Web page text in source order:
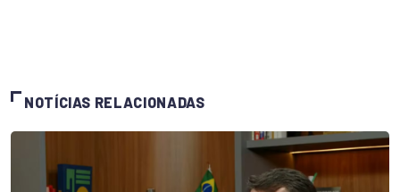
NOTÍCIAS RELACIONADAS